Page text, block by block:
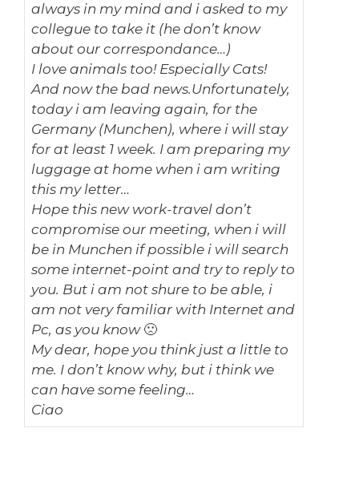
always in my mind and i asked to my
collegue to take it (he don’t know
about our correspondance…)
I love animals too! Especially Cats!
And now the bad news.Unfortunately,
today i am leaving again, for the
Germany (Munchen), where i will stay
for at least 1 week. I am preparing my
luggage at home when i am writing
this my letter…
Hope this new work-travel don’t
compromise our meeting, when i will
be in Munchen if possible i will search
some internet-point and try to reply to
you. But i am not shure to be able, i
am not very familiar with Internet and
Pc, as you know 🙁
My dear, hope you think just a little to
me. I don’t know why, but i think we
can have some feeling…
Ciao